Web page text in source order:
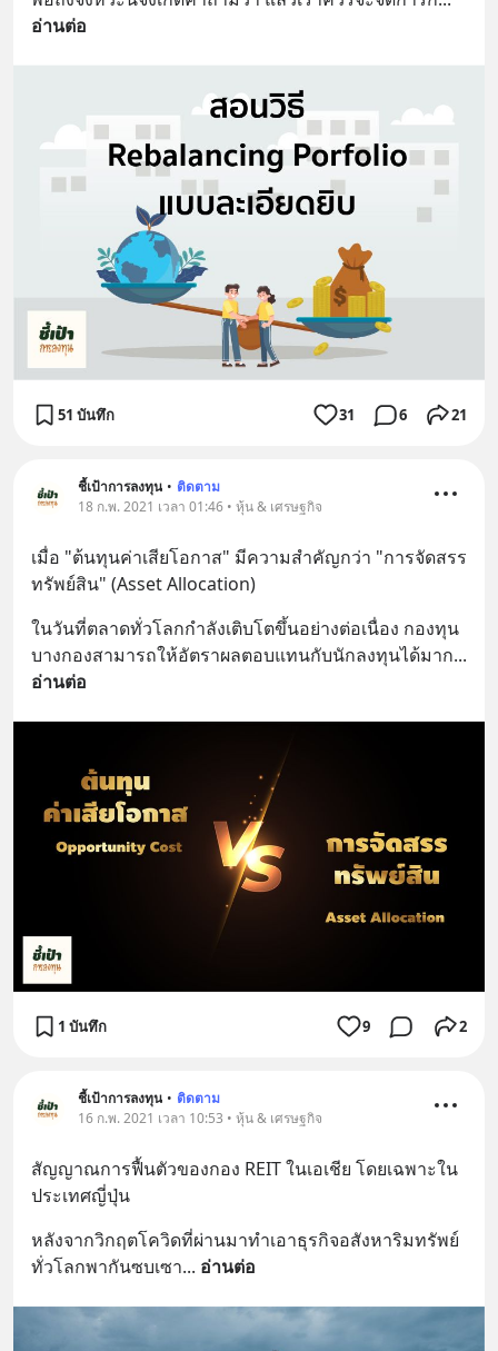
อ่านต่อ
51 บันทึก 31 6 21
ชี้เป้าการลงทุน • ติดตาม
18 ก.พ. 2021 เวลา 01:46 • หุ้น & เศรษฐกิจ
เมื่อ "ต้นทุนค่าเสียโอกาส" มีความสำคัญกว่า "การจัดสรร
ทรัพย์สิน" (Asset Allocation)
ในวันที่ตลาดทั่วโลกกำลังเติบโตขึ้นอย่างต่อเนื่อง กองทุน
บางกองสามารถให้อัตราผลตอบแทนกับนักลงทุนได้มาก
อ่านต่อ
1 บันทึก 9 2
ชี้เป้าการลงทุน • ติดตาม
16 ก.พ. 2021 เวลา 10:53 • หุ้น & เศรษฐกิจ
สัญญาณการฟื้นตัวของกอง REIT ในเอเชีย โดยเฉพาะใน
ประเทศญี่ปุ่น
หลังจากวิกฤตโควิดที่ผ่านมาทำเอาธุรกิจอสังหาริมทรัพย์
ทั่วโลกพากันซบเซา... อ่านต่อ